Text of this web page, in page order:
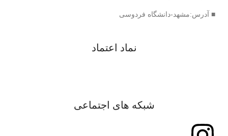
■ آدرس:مشهد-دانشگاه فردوسی
نماد اعتماد
شبکه های اجتماعی